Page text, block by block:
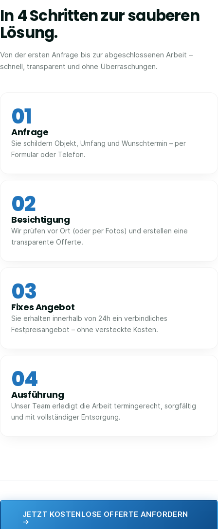
In 4 Schritten zur sauberen
Lösung.
Von der ersten Anfrage bis zur abgeschlossenen Arbeit –
schnell, transparent und ohne Überraschungen.
01
Anfrage
Sie schildern Objekt, Umfang und Wunschtermin – per
Formular oder Telefon.
02
Besichtigung
Wir prüfen vor Ort (oder per Fotos) und erstellen eine
transparente Offerte.
03
Fixes Angebot
Sie erhalten innerhalb von 24h ein verbindliches
Festpreisangebot – ohne versteckte Kosten.
04
Ausführung
Unser Team erledigt die Arbeit termingerecht, sorgfältig
und mit vollständiger Entsorgung.
JETZT KOSTENLOSE OFFERTE ANFORDERN
→